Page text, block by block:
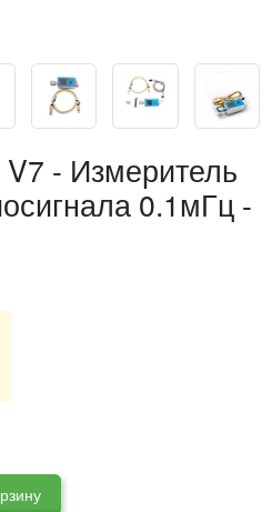
- Измеритель
0.1мГц -